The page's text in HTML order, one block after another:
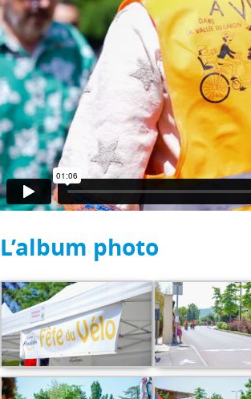
L’album photo